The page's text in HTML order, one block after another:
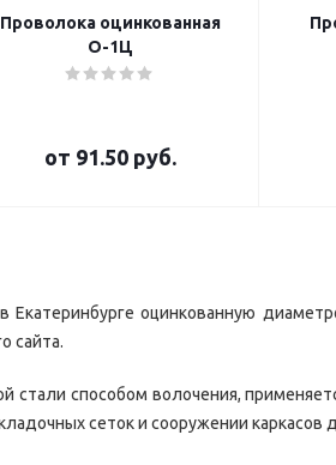
Проволока оцинкованная
О-1Ц
от 91.50 руб.
в Екатеринбурге оцинкованную
сайта.
стали способом волочения,
сеток и сооружении